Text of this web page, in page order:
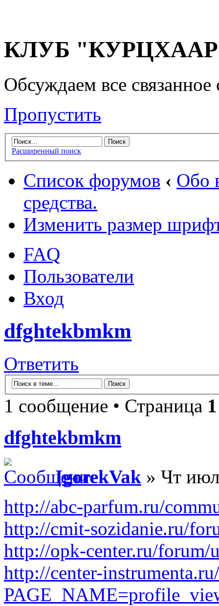
КЛУБ "КУРЦХААР"
Обсуждаем все
Пропустить
Расширенный поиск
Список форумов ‹ Обо
средства.
Изменить размер
FAQ
Пользователи
Вход
dfghtekbmkm
Ответить
1 сообщение • Страница 1
dfghtekbmkm
IgorekVak » Чт
http://abc-parfum.ru/
http://cmit-sozidanie.ru/
http://opk-center.ru/forum/
http://center-